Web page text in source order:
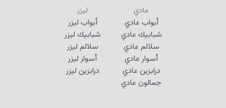
عادي
أبواب عادي
شبابيك عادي
سلالم عادي
أسوار عادي
درابزين عادي
جمالون عادي
ليزر
أبواب ليزر
شبابيك ليزر
سلالم ليزر
أسوار ليزر
درابزين ليزر